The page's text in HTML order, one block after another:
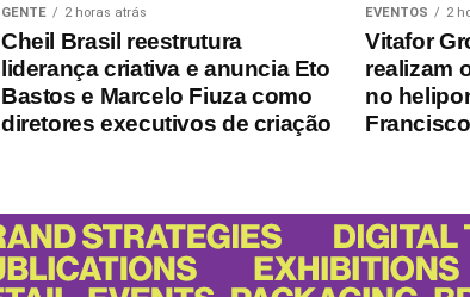
GENTE 2 horas atrás
Cheil Brasil reestrutura
liderança criativa e anuncia Eto
Bastos e Marcelo Fiuza como
diretores executivos de criação
EVENTOS 2
Vitafor
realizam
no